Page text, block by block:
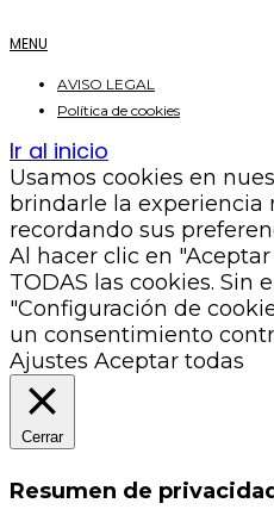
MENU
AVISO LEGAL
Política de cookies
Ir al inicio
Usamos cookies en
brindarle la experiencia
recordando sus
Al hacer clic en
TODAS las cookies. Sin
"Configuración de
un consentimiento
Ajustes Aceptar todas
Cerrar
Resumen de privacidad